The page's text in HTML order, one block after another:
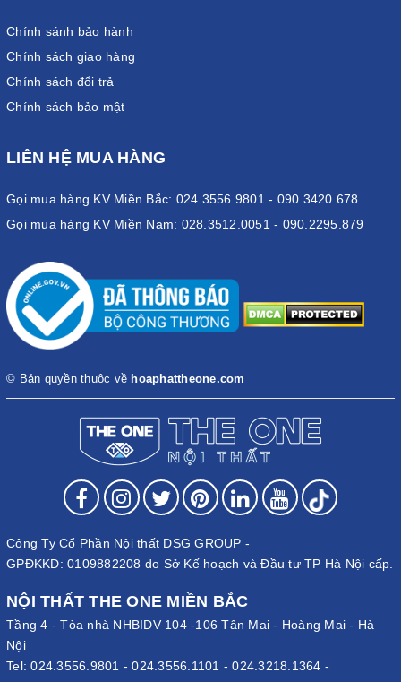
Chính sánh bảo hành
Chính sách giao hàng
Chính sách đổi trả
Chính sách bảo mật
LIÊN HỆ MUA HÀNG
Gọi mua hàng KV Miền Bắc: 024.3556.9801 - 090.3420.678
Gọi mua hàng KV Miền Nam: 028.3512.0051 - 090.2295.879
© Bản quyền thuộc về hoaphattheone.com
Công Ty Cổ Phần Nội thất DSG GROUP -
GPĐKKD: 0109882208 do Sở Kế hoạch và Đầu tư TP Hà Nội cấp.
NỘI THẤT THE ONE MIỀN BẮC
Tầng 4 - Tòa nhà NHBIDV 104 -106 Tân Mai - Hoàng Mai - Hà
Nội
Tel:024.3556.9801 -024.3556.1101 -024.3218.1364 -